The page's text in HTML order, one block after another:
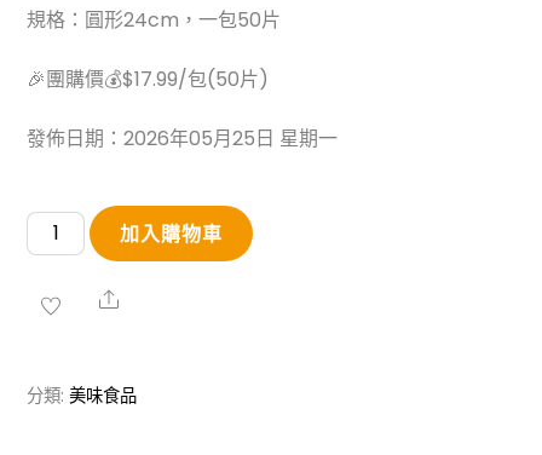
規格：圓形24cm，一包50片
🎉團購價💰$17.99/包(50片)
發佈日期：2026年05月25日 星期一
荷
葉
量
加入購物車
Share
分類:美味食品